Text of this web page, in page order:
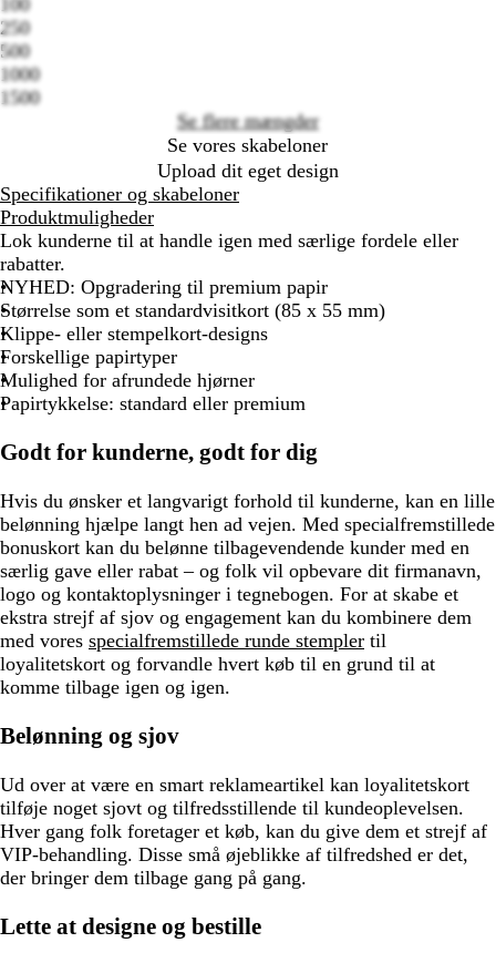
250
500
1000
1500
Se flere mængder
Se vores skabeloner
Upload dit eget design
Specifikationer og skabeloner
Produktmuligheder
Lok kunderne til at handle igen med særlige fordele eller
rabatter.
NYHED: Opgradering til premium papir
Størrelse som et standardvisitkort (85 x 55 mm)
Klippe- eller stempelkort-designs
Forskellige papirtyper
Mulighed for afrundede hjørner
Papirtykkelse: standard eller premium
Godt for kunderne, godt for dig
Hvis du ønsker et langvarigt forhold til kunderne, kan en lille
belønning hjælpe langt hen ad vejen. Med specialfremstillede
bonuskort kan du belønne tilbagevendende kunder med en
særlig gave eller rabat –​ og folk vil opbevare dit firmanavn,
logo og kontaktoplysninger i tegnebogen. For at skabe et
ekstra strejf af sjov og engagement kan du kombinere dem
med vores specialfremstillede runde stempler til
loyalitetskort og forvandle hvert køb til en grund til at
komme tilbage igen og igen.
Belønning og sjov
Ud over at være en smart reklameartikel kan loyalitetskort
tilføje noget sjovt og tilfredsstillende til kundeoplevelsen.
Hver gang folk foretager et køb, kan du give dem et strejf af
VIP-behandling. Disse små øjeblikke af tilfredshed er det,
der bringer dem tilbage gang på gang.
Lette at designe og bestille